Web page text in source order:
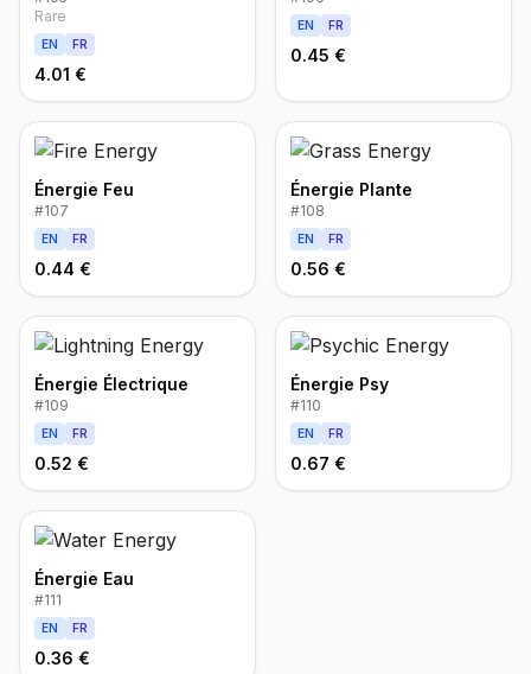
Rare
EN FR
4.01 €
EN FR
0.45 €
Énergie Feu
#107
EN FR
0.44 €
Énergie Plante
#108
EN FR
0.56 €
Énergie Électrique
#109
EN FR
0.52 €
Énergie Psy
#110
EN FR
0.67 €
Énergie Eau
#111
EN FR
0.36 €